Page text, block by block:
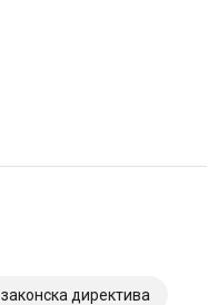
законска директива